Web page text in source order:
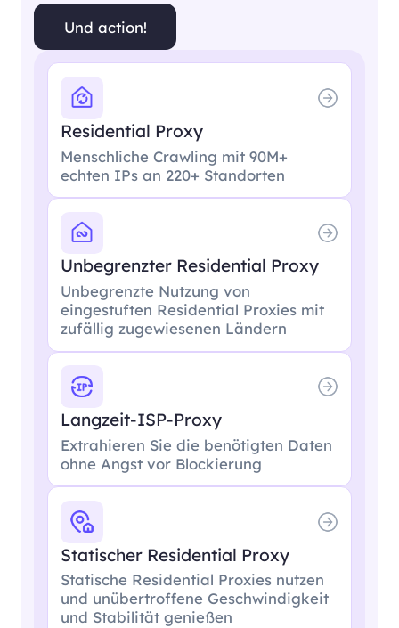
Und action!
Residential Proxy
Menschliche Crawling mit 90M+
echten IPs an 220+ Standorten
Unbegrenzter Residential Proxy
Unbegrenzte Nutzung von
eingestuften Residential Proxies mit
zufällig zugewiesenen Ländern
Langzeit-ISP-Proxy
Extrahieren Sie die benötigten Daten
ohne Angst vor Blockierung
Statischer Residential Proxy
Statische Residential Proxies nutzen
und unübertroffene Geschwindigkeit
und Stabilität genießen